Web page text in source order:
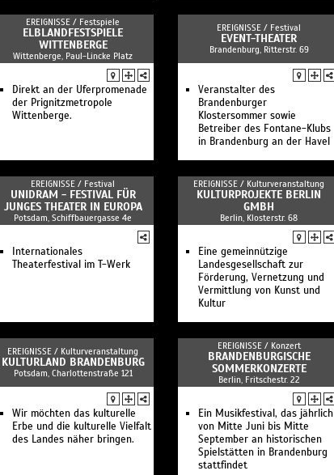
EREIGNISSE / Festspiele
ELBLANDFESTSPIELE
WITTENBERGE
Wittenberge, Paul-Lincke Platz
Direkt an der Uferpromenade
der Prignitzmetropole
Wittenberge.
EREIGNISSE / Festival
EVENT-THEATER
Brandenburg, Ritterstr. 69
Veranstalter des
Brandenburger
Klostersommer sowie
Betreiber des Fontane-Klubs
in Brandenburg an der Havel
EREIGNISSE / Festival
UNIDRAM - FESTIVAL FÜR
JUNGES THEATER IN EUROPA
Potsdam, Schiffbauergasse 4e
Internationales
Theaterfestival im T-Werk
EREIGNISSE / Kulturveranstaltung
KULTURPROJEKTE BERLIN
GMBH
Berlin, Klosterstr. 68
Eine gemeinnützige
Landesgesellschaft zur
Förderung, Vernetzung und
Vermittlung von Kunst und
Kultur
EREIGNISSE / Kulturveranstaltung
KULTURLAND BRANDENBURG
Potsdam, Charlottenstraße 121
Wir möchten das kulturelle
Erbe und die kulturelle Vielfalt
des Landes näher bringen.
EREIGNISSE / Konzert
BRANDENBURGISCHE
SOMMERKONZERTE
Berlin, Fritschestr. 22
Ein Musikfestival, das jährlich
von Mitte Juni bis Mitte
September an historischen
Spielstätten in Brandenburg
stattfindet